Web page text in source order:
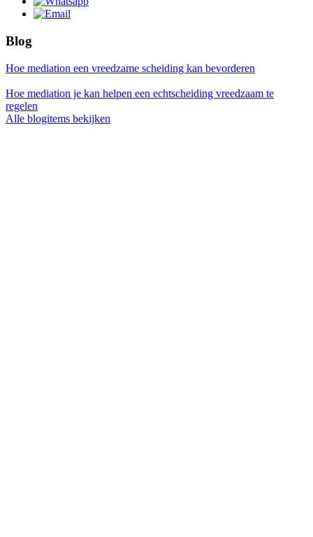
Blog
Hoe mediation een vreedzame scheiding kan bevorderen
Hoe mediation je kan helpen een echtscheiding vreedzaam te
regelen
Alle blogitems bekijken